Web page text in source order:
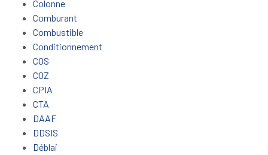
Colonne
Comburant
Combustible
Conditionnement
COS
COZ
CPIA
CTA
DAAF
DDSIS
Déblai